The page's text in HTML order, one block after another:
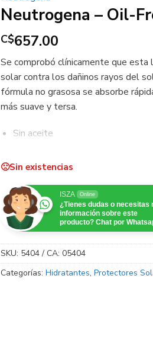
Neutrogena – Oil-
C$657.00
Se comprobó clínicamente que esta
solar contra los dañinos rayos del
fórmula no grasosa se absorbe
más suave y tersa.
Sin aceite
Hipoalergénico
Sin fragancia
Sin existencias
ISZA Online
¿Tienes dudas o necesitas
información sobre este
producto? Chat por
SKU: 5404 / CA: 05404
Categorías: Hidratantes, Protectores